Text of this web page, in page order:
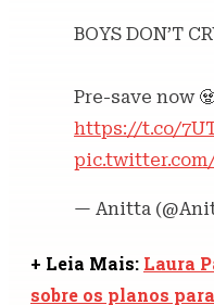
BOYS DON’T
Pre-save now
https://t.co/
— Anitta
+ Leia Mais: Laura
sobre os planos